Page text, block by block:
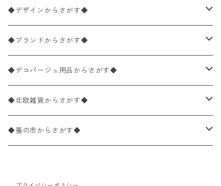
ペーパーナプキン1枚バラ売り
ペーパーナプキン20枚入りパック
ペーパーナプキン10枚入りパック
ライスペーパー
ペーパーリネンナプキン
33×33cm（ランチサイズ）
バラ売り
パック売り
25×25cm（カクテルサイズ）
バラ売り
パック売り
40×40cm（ディナーサイズ）
バラ売り
パック売り
21×21cm（ポケットサイズ）
バラ売り
33cm（ラウンド）
◆デザインからさがす◆
花柄
植物・グリーン柄
動物・鳥・昆虫・蝶柄
海・魚柄
◆ブランドからさがす◆
ドイツ製 IHR/イア
ランチサイズ
カクテルサイズ
ドイツ製 Ambiente/アンビエンテ
ランチサイズ
ドイツ製 Paperproducts Design
◆デコパージュ用品からさがす◆
デコパージュ液
デコパージュ下地
◆北欧雑貨からさがす◆
シリコンモールド
◆蚤の市からさがす◆